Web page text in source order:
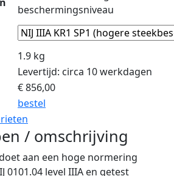
beschermingsniveau
1.9 kg
Levertijd: circa 10 werkdagen
€856,00
bestel
/ omschrijving
aan een hoge normering
0101.04 level IIIA en getest